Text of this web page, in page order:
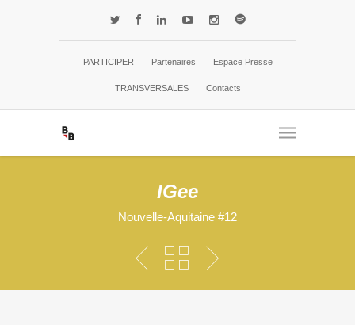
PARTICIPER Partenaires Espace Presse
TRANSVERSALES Contacts
IGee
Nouvelle-Aquitaine #12